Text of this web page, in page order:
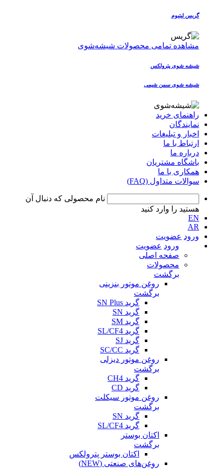
گریس لیتیوم
مشاهده تمامی محصولات شیشه‌شوی
شیشه شوی پترولکس
شیشه شوی سمن شیمی
راهنمای خرید
نمایندگان
اخبار و تبلیغات
ارتباط با ما
درباره ما
باشگاه مشتریان
همکاری با ما
سوالات متداول (FAQ)
نام محصولی که دنبال آن
هستید را وارد کنید
EN
AR
ورود عضویت
ورود عضویت
صفحه اصلی
محصولات
برگشت
روغن موتور بنزینی
برگشت
گرید SN Plus
گرید SN
گرید SM
گرید SL/CF4
گرید SJ
گرید SC/CC
روغن موتور دیزلی
برگشت
گرید CH4
گرید CD
روغن موتور سیکلت
برگشت
گرید SN
گرید SL/CF4
اکتان بوستر
برگشت
اکتان بوستر پترولکس
روغن‌های صنعتی (NEW)